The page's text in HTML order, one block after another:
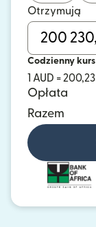
Otrzymują
Codzienny kurs
1 AUD =
Opłata
Razem